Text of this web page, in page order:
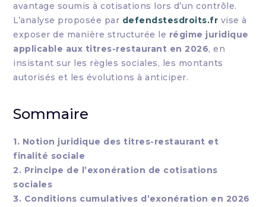
avantage soumis à cotisations lors d’un contrôle.
L’analyse proposée par defendstesdroits.fr vise à
exposer de manière structurée le régime juridique
applicable aux titres-restaurant en 2026, en
insistant sur les règles sociales, les montants
autorisés et les évolutions à anticiper.
Sommaire
1. Notion juridique des titres-restaurant et
finalité sociale
2. Principe de l’exonération de cotisations
sociales
3. Conditions cumulatives d’exonération en 2026